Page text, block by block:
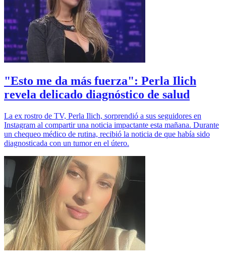
"Esto me da más fuerza": Perla Ilich
revela delicado diagnóstico de salud
La ex rostro de TV, Perla Ilich, sorprendió a sus seguidores en
Instagram al compartir una noticia impactante esta mañana. Durante
un chequeo médico de rutina, recibió la noticia de que había sido
diagnosticada con un tumor en el útero.